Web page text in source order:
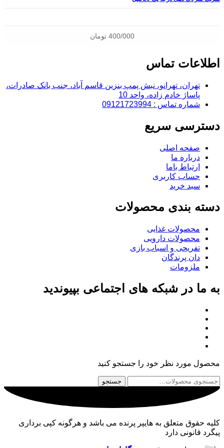
400/000 تومان
اطلاعات تماس
تهران، تهرانو، نبش پمپ بنزین قاسم آباد، جنب بانک صادرات،
پاساژ خادم زاده، واحد 10
شماره تماس : 09121723994
دسترسی سریع
صفحه اصلی
درباره ما
ارتباط باما
حساب کاربری
سبد خرید
دسته بندی محصولات
محصولات غذایی
محصولات دارویی
تفریحی و اسباب بازی
دان پرندگان
ملزومات
به ما در شبکه های اجتماعی بپیوندید
محصول مورد نظر خود را جستجو کنید
جستجو
برای:
جستجو
کلیه حقوق متعلق به هایپر پرنده می باشد و هرگونه کپی برداری
پیگرد قانونی دارد